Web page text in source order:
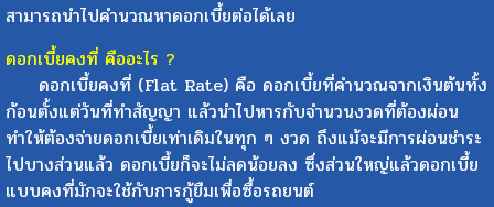
สามารถนำไปคำนวณหาดอกเบี้ยต่อได้เลย
ดอกเบี้ยคงที่ คืออะไร ?
ดอกเบี้ยคงที่ (Flat Rate) คือ ดอกเบี้ยที่คำนวณจากเงินต้นทั้ง
ก้อนตั้งแต่วันที่ทำสัญญา แล้วนำไปหารกับจำนวนงวดที่ต้องผ่อน
ทำให้ต้องจ่ายดอกเบี้ยเท่าเดิมในทุก ๆ งวด ถึงแม้จะมีการผ่อนชำระ
ไปบางส่วนแล้ว ดอกเบี้ยก็จะไม่ลดน้อยลง ซึ่งส่วนใหญ่แล้วดอกเบี้ย
แบบคงที่มักจะใช้กับการกู้ยืมเพื่อซื้อรถยนต์